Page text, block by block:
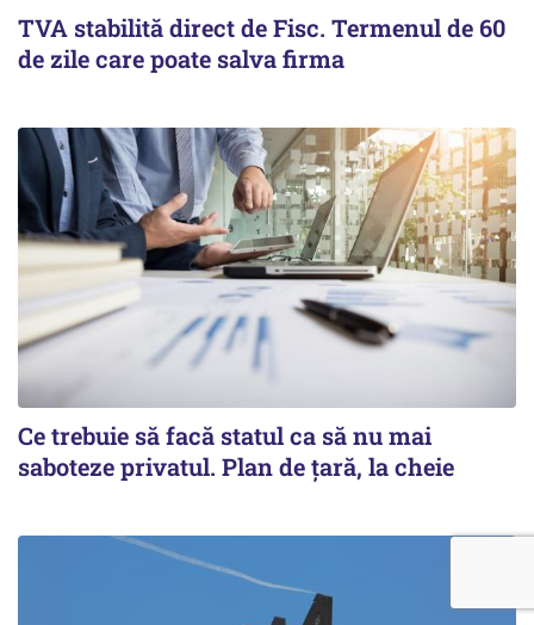
TVA stabilită direct de Fisc. Termenul de 60
de zile care poate salva firma
Ce trebuie să facă statul ca să nu mai
saboteze privatul. Plan de țară, la cheie